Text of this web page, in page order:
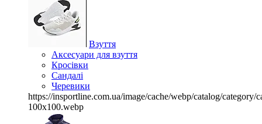
Взуття
Аксесуари для взуття
Кросівки
Сандалі
Черевики
https://insportline.com.ua/image/cache/webp/catalog/category/
100x100.webp